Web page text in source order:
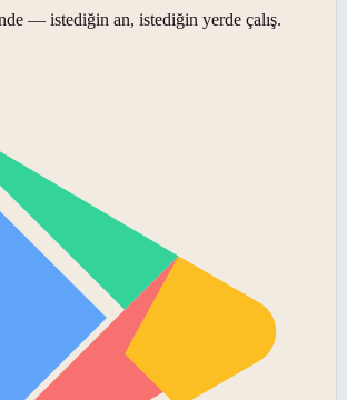
— istediğin an, istediğin yerde çalış.